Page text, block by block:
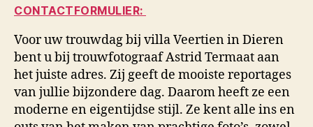
CONTACTFORMULIER:
Voor uw trouwdag bij villa Veertien in Dieren
bent u bij trouwfotograaf Astrid Termaat aan
het juiste adres. Zij geeft de mooiste reportages
van jullie bijzondere dag. Daarom heeft ze een
moderne en eigentijdse stijl. Ze kent alle ins en